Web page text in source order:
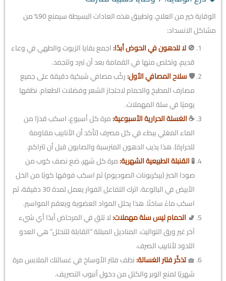
الوقاية خير من العلاج، وتطبيق هذه العادات البسيطة سيمنع 90% من
مشاكل الانسداد:
🚫لا للدهون في الحوض أبدًا:اجمع بقايا الزيوت والطهي في وعاء
قديم، وتخلص منها في القمامة بعد أن تبرد وتتجمد.
🛡️سلاح المصافي الأول:ركّب مصافي شبكية دقيقة على جميع
مصارف المطبخ والحمام لاحتجاز الشعر وفضلات الطعام. نظفها
يوميًا في سلة المهملات.
☕الغسلة الحرارية الأسبوعية:مرة كل أسبوع، اسكب قدرًا من
الماء المغلي ببطء في كل مصرف (تأكد أن الأنابيب مقاومة
للحرارة). هذا يذيب الدهون المترسبة والصابون قبل أن تتراكم.
🧪القنبلة الطبيعية الشهرية:مرة كل شهر، ضع نصف كوب من
صودا الخبز (بيكربونات الصوديوم) ثم اسكب فوقها كوبًا من الخل
الأبيض في البالوعة. اترك التفاعل الفوار يعمل لمدة 30 دقيقة، ثم
اسكب ماءً ساخنًا. هذا يحلل المواد العضوية ويعقم المواسير.
🚽 الحمام ليس سلة مهملات:لا تلقِ في المرحاض أبدًا أي شيء
آخر غير ورق التواليت. المناديل المبللة “القابلة للتحلل” هي العدو
اللدود لأنابيب الصرف.
🧺تذكّر فلتر الغسالة:نظف فلتر الأوساخ في غسالتك الملابس مرة
شهريًا لمنع الوبر والكتل من دخول أنبوب التصريف.